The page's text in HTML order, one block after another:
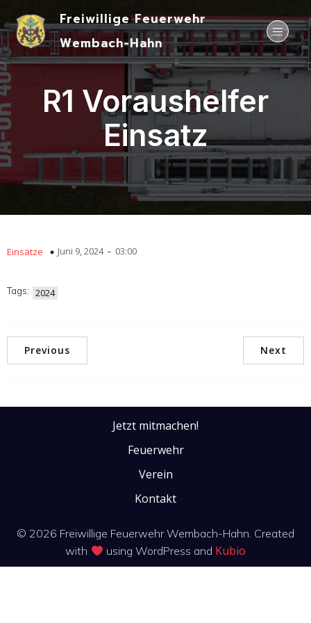
Freiwillige Feuerwehr
Wembach-Hahn
R1 Voraushelfer
Einsatz
Einsätze Juni 9, 2024 - 03:00
Tags: 2024
Previous Next
Jetzt mitmachen!
Feuerwehr
Verein
Kontakt
© 2026 Freiwillige Feuerwehr Wembach-Hahn. Created
with
using WordPress and Kubio